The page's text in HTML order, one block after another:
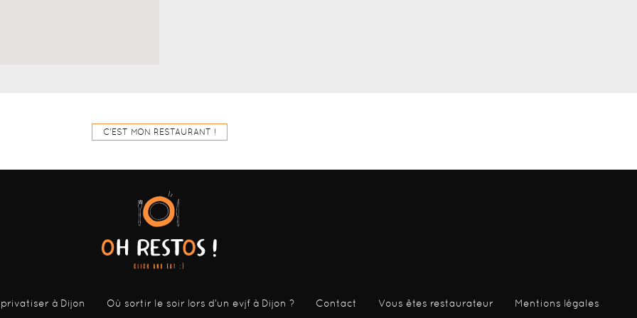
C'EST MON RESTAURANT !
à Dijon Où sortir le soir lors d’un evjf à Dijon ? Contact Vous êtes restaurateur Mentions légales